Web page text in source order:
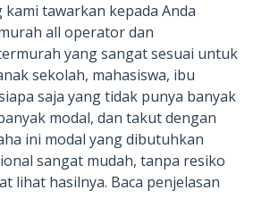
kami tawarkan kepada Anda
all operator dan
yang sangat sesuai untuk
sekolah, mahasiswa, ibu
saja yang tidak punya banyak
modal, dan takut dengan
ini modal yang dibutuhkan
sangat mudah, tanpa resiko
lihat hasilnya. Baca penjelasan